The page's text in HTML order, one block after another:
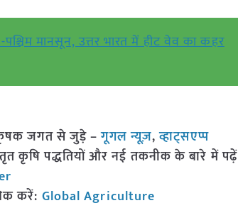
मानसून, उत्तर भारत में हीट वेव का कहर
जगत से जुड़े –गूगल न्यूज़,व्हाट्सएप्प
कृषि पद्धतियों और नई तकनीक के बारे में पढ़ें
करें: Global Agriculture